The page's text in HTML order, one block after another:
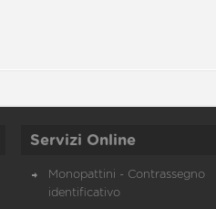
Servizi Online
Monopattini - Contrassegno
identificativo